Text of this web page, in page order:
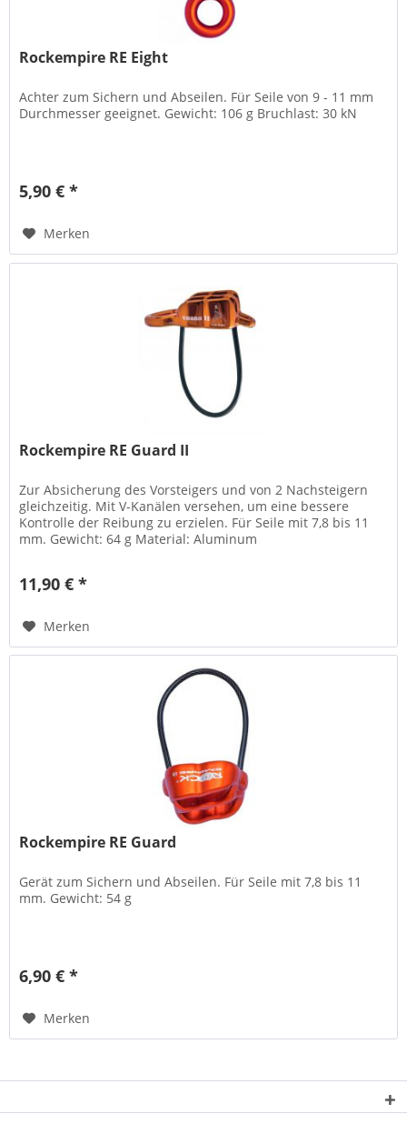
Rockempire RE Eight
Achter zum Sichern und Abseilen. Für Seile von 9 - 11 mm
Durchmesser geeignet. Gewicht: 106 g Bruchlast: 30 kN
5,90 € *
Merken
Rockempire RE Guard II
Zur Absicherung des Vorsteigers und von 2 Nachsteigern
gleichzeitig. Mit V-Kanälen versehen, um eine bessere
Kontrolle der Reibung zu erzielen. Für Seile mit 7,8 bis 11
mm. Gewicht: 64 g Material: Aluminum
11,90 € *
Merken
Rockempire RE Guard
Gerät zum Sichern und Abseilen. Für Seile mit 7,8 bis 11
mm. Gewicht: 54 g
6,90 € *
Merken